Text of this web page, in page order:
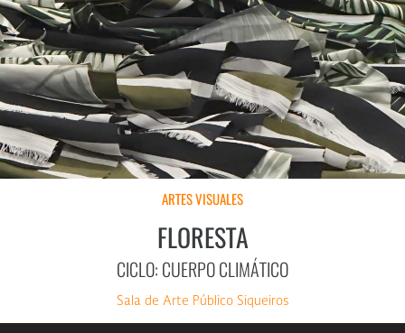
ARTES VISUALES
FLORESTA
CICLO: CUERPO CLIMÁTICO
Sala de Arte Público Siqueiros